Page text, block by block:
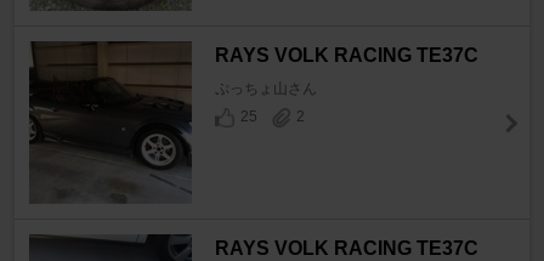
RAYS VOLK RACING TE37C
ぷっちょ山さん
25
2
RAYS VOLK RACING TE37C